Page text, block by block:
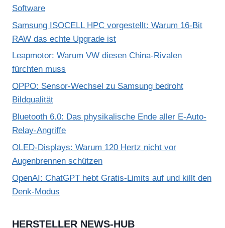
Software
Samsung ISOCELL HPC vorgestellt: Warum 16-Bit
RAW das echte Upgrade ist
Leapmotor: Warum VW diesen China-Rivalen
fürchten muss
OPPO: Sensor-Wechsel zu Samsung bedroht
Bildqualität
Bluetooth 6.0: Das physikalische Ende aller E-Auto-
Relay-Angriffe
OLED-Displays: Warum 120 Hertz nicht vor
Augenbrennen schützen
OpenAI: ChatGPT hebt Gratis-Limits auf und killt den
Denk-Modus
HERSTELLER NEWS-HUB